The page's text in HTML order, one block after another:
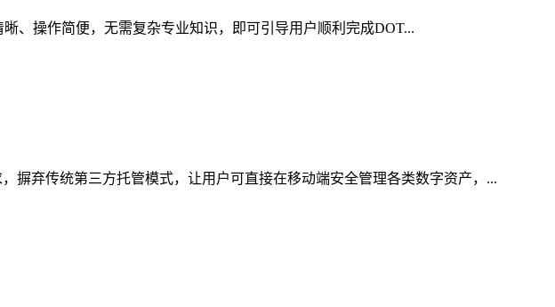
、操作简便，无需复杂专业知识，即可引导用户顺利完成DOT...
摒弃传统第三方托管模式，让用户可直接在移动端安全管理各类数字资产，...